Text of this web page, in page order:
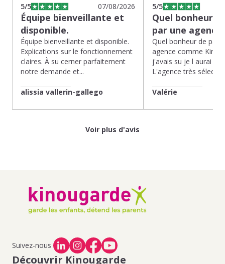
5/5 07/08/2026
Équipe bienveillante et
disponible.
Équipe bienveillante et disponible.
Explications sur le fonctionnement
claires. À su cerner parfaitement
notre demande et...
alissia vallerin-gallego
5/5
Quel bonheur
par une
Quel bonheur de
agence comme
j'avais su je l aurai
L'agence très
Valérie
Voir plus d'avis
Suivez-nous
Découvrir Kinougarde